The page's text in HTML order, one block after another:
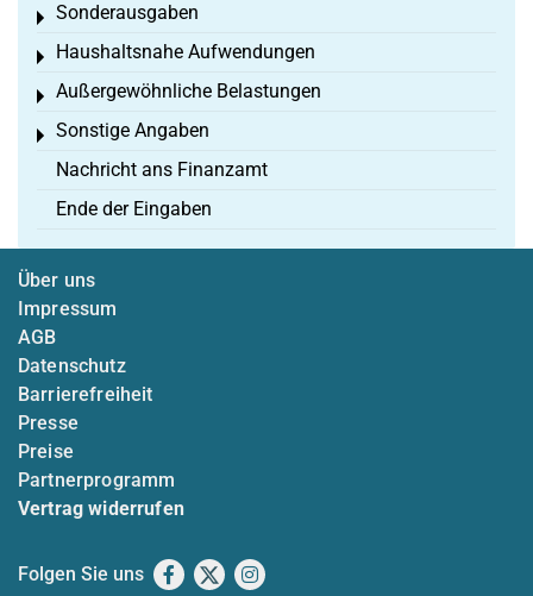
Sonderausgaben
Toggle menu
Haushaltsnahe Aufwendungen
Toggle menu
Außergewöhnliche Belastungen
Toggle menu
Sonstige Angaben
Toggle menu
Nachricht ans Finanzamt
Ende der Eingaben
Über uns
Impressum
AGB
Datenschutz
Barrierefreiheit
Presse
Preise
Partnerprogramm
Vertrag widerrufen
Folgen Sie uns Facebook
X Instagram